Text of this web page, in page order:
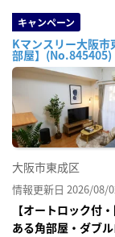
キャンペーン
Kマンスリー大阪
部屋】(No.845405)
大阪市東成区
情報更新日 2026/08/
【オートロック付
ある角部屋・ダブ